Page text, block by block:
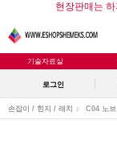
현장판매는
기술자료실
로그인
손잡이 / 힌지 / 래치 C04 노브